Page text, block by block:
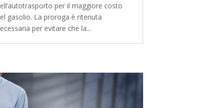
per il maggiore costo
gasolio. La proroga è ritenuta
per evitare che la...